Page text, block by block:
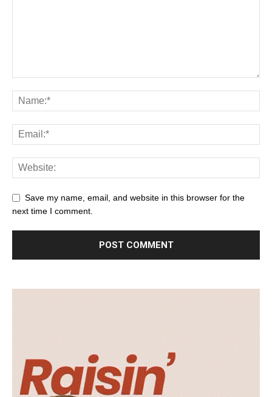
Save my name, email, and website in this browser for the
next time I comment.